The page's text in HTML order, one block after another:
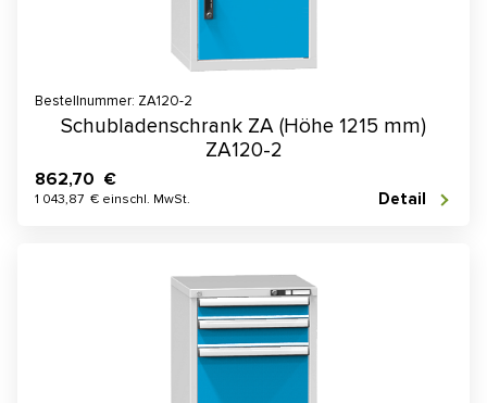
Bestellnummer: ZA120-2
Schubladenschrank ZA (Höhe 1215 mm)
ZA120-2
862,70 €
1 043,87 € einschl. MwSt. Detail